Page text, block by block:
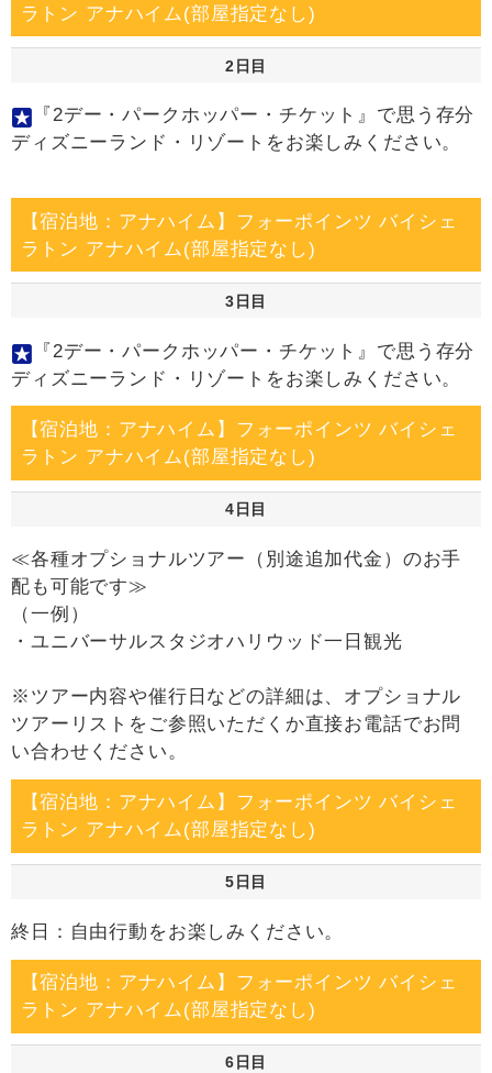
ラトン アナハイム(部屋指定なし)
2日目
『2デー・パークホッパー・チケット』で思う存分
ディズニーランド・リゾートをお楽しみください。
【宿泊地：アナハイム】フォーポインツ バイシェ
ラトン アナハイム(部屋指定なし)
3日目
『2デー・パークホッパー・チケット』で思う存分
ディズニーランド・リゾートをお楽しみください。
【宿泊地：アナハイム】フォーポインツ バイシェ
ラトン アナハイム(部屋指定なし)
4日目
≪各種オプショナルツアー（別途追加代金）のお手
配も可能です≫
（一例）
・ユニバーサルスタジオハリウッド一日観光
※ツアー内容や催行日などの詳細は、オプショナル
ツアーリストをご参照いただくか直接お電話でお問
い合わせください。
【宿泊地：アナハイム】フォーポインツ バイシェ
ラトン アナハイム(部屋指定なし)
5日目
終日：自由行動をお楽しみください。
【宿泊地：アナハイム】フォーポインツ バイシェ
ラトン アナハイム(部屋指定なし)
6日目